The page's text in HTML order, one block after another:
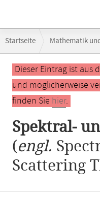
Navigation
Startseite Mathematik
Hauptinhalt
Dieser Eintrag ist aus
und möglicherweise
finden Sie hier.
Spektral-
(engl.
Scattering